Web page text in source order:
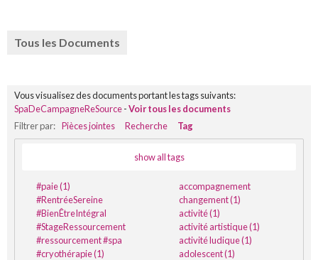
PRINCIPAL
Tous les Documents
Vous visualisez des documents portant les tags suivants:
SpaDeCampagneReSource-Voir tous les documents
Filtrer par: Pièces jointes Recherche Tag
show all tags
#paie (1)
#RentréeSereine
#BienÊtreIntégral
#StageRessourcement
#ressourcement #spa
#cryothérapie (1)
accompagnement
changement (1)
activité (1)
activité artistique (1)
activité ludique (1)
adolescent (1)